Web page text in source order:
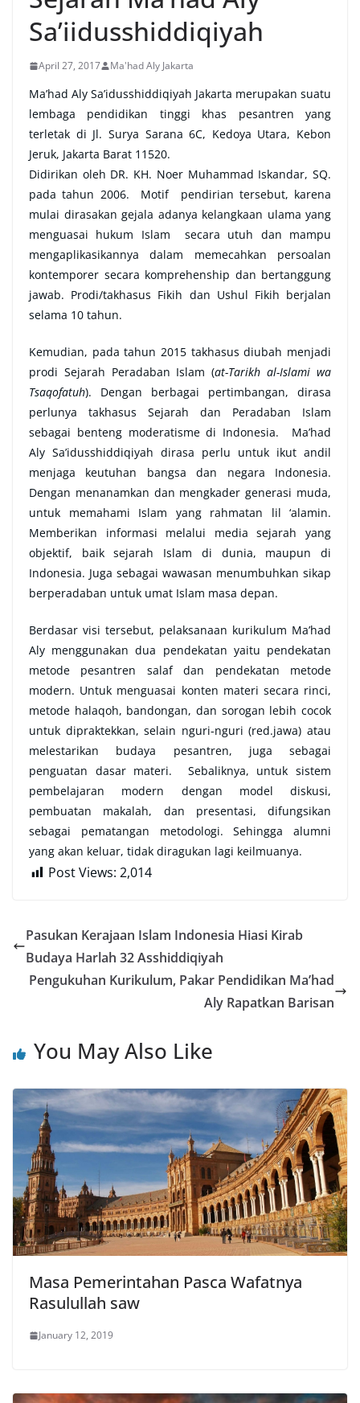
Sa’iidusshiddiqiyah
April 27, 2017 Ma'had Aly Jakarta
Ma’had Aly Sa’idusshiddiqiyah Jakarta merupakan suatu
lembaga pendidikan tinggi khas pesantren yang
terletak di Jl. Surya Sarana 6C, Kedoya Utara, Kebon
Jeruk, Jakarta Barat 11520.
Didirikan oleh DR. KH. Noer Muhammad Iskandar, SQ.
pada tahun 2006. Motif pendirian tersebut, karena
mulai dirasakan gejala adanya kelangkaan ulama yang
menguasai hukum Islam secara utuh dan mampu
mengaplikasikannya dalam memecahkan persoalan
kontemporer secara komprehenship dan bertanggung
jawab. Prodi/takhasus Fikih dan Ushul Fikih berjalan
selama 10 tahun.
Kemudian, pada tahun 2015 takhasus diubah menjadi
prodi Sejarah Peradaban Islam (at-Tarikh al-Islami wa
Tsaqofatuh). Dengan berbagai pertimbangan, dirasa
perlunya takhasus Sejarah dan Peradaban Islam
sebagai benteng moderatisme di Indonesia. Ma’had
Aly Sa’idusshiddiqiyah dirasa perlu untuk ikut andil
menjaga keutuhan bangsa dan negara Indonesia.
Dengan menanamkan dan mengkader generasi muda,
untuk memahami Islam yang rahmatan lil ‘alamin.
Memberikan informasi melalui media sejarah yang
objektif, baik sejarah Islam di dunia, maupun di
Indonesia. Juga sebagai wawasan menumbuhkan sikap
berperadaban untuk umat Islam masa depan.
Berdasar visi tersebut, pelaksanaan kurikulum Ma’had
Aly menggunakan dua pendekatan yaitu pendekatan
metode pesantren salaf dan pendekatan metode
modern. Untuk menguasai konten materi secara rinci,
metode halaqoh, bandongan, dan sorogan lebih cocok
untuk dipraktekkan, selain nguri-nguri (red.jawa) atau
melestarikan budaya pesantren, juga sebagai
penguatan dasar materi. Sebaliknya, untuk sistem
pembelajaran modern dengan model diskusi,
pembuatan makalah, dan presentasi, difungsikan
sebagai pematangan metodologi. Sehingga alumni
yang akan keluar, tidak diragukan lagi keilmuanya.
Post Views: 2,014
Pasukan Kerajaan Islam Indonesia Hiasi Kirab
Budaya Harlah 32 Asshiddiqiyah
Pengukuhan Kurikulum, Pakar Pendidikan Ma’had
Aly Rapatkan Barisan
You May Also Like
Masa Pemerintahan Pasca Wafatnya
Rasulullah saw
January 12, 2019